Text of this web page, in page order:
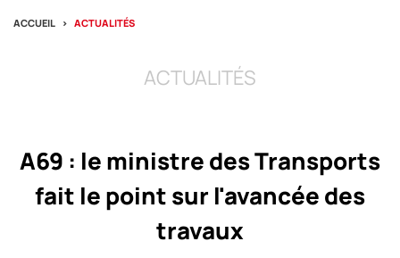
ACCUEIL ACTUALITÉS
ACTUALITÉS
A69 : le ministre des Transports
fait le point sur l'avancée des
travaux